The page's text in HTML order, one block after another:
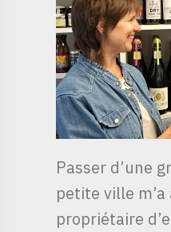
Passer d’une
petite ville
propriétaire